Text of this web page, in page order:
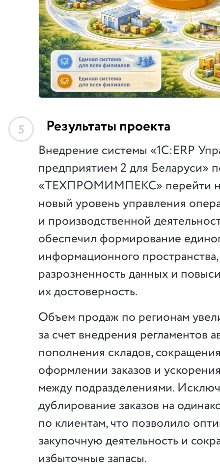
5 Результаты проекта
Внедрение системы «1С:ERP
предприятием 2 для Беларуси»
«ТЕХПРОМИМПЕКС» перейти
новый уровень управления
и производственной
обеспечил формирование
информационного
разрозненность данных и
их достоверность.
Объем продаж по регионам
за счет внедрения регламентов
пополнения складов,
оформлении заказов и
между подразделениями.
дублирование заказов на
по клиентам, что позволило
закупочную деятельность и
избыточные запасы.